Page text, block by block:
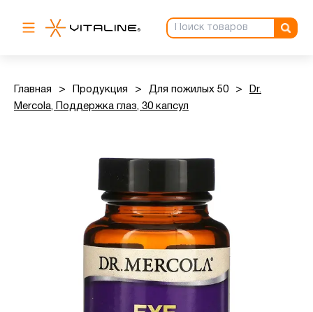
Главная > Продукция > Для пожилых 50 >
Dr.
Mercola, Поддержка глаз, 30 капсул